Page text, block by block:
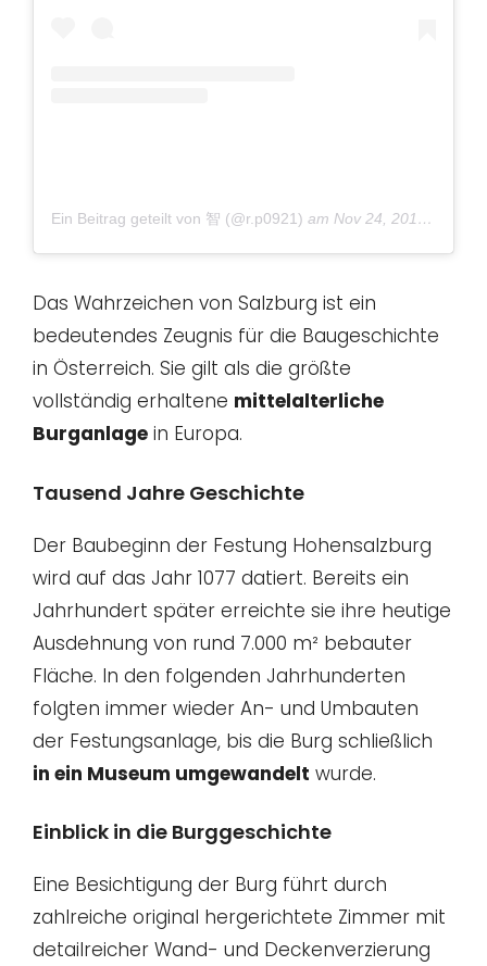
Ein Beitrag geteilt von 智 (@r.p0921) am Nov 24, 2018 um 1:22 PST
Das Wahrzeichen von Salzburg ist ein
bedeutendes Zeugnis für die Baugeschichte
in Österreich. Sie gilt als die größte
vollständig erhaltene mittelalterliche
Burganlage in Europa.
Tausend Jahre Geschichte
Der Baubeginn der Festung Hohensalzburg
wird auf das Jahr 1077 datiert. Bereits ein
Jahrhundert später erreichte sie ihre heutige
Ausdehnung von rund 7.000 m² bebauter
Fläche. In den folgenden Jahrhunderten
folgten immer wieder An- und Umbauten
der Festungsanlage, bis die Burg schließlich
in ein Museum umgewandelt wurde.
Einblick in die Burggeschichte
Eine Besichtigung der Burg führt durch
zahlreiche original hergerichtete Zimmer mit
detailreicher Wand- und Deckenverzierung